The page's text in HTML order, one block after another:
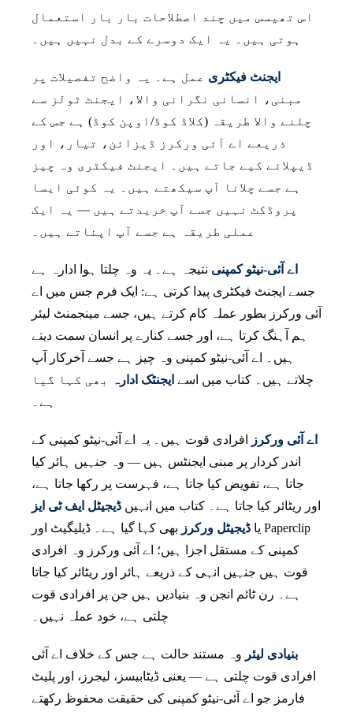
اس تھیسس میں چند اصطلاحات بار بار استعمال
ہوتی ہیں۔ یہ ایک دوسرے کے بدل نہیں ہیں۔
ایجنٹ فیکٹری عمل ہے۔ یہ واضح تفصیلات پر
مبنی، انسانی نگرانی والا، ایجنٹ ٹولز سے
چلنے والا طریقہ (کلاڈ کوڈ/اوپن کوڈ) ہے جس کے
ذریعے اے آئی ورکرز ڈیزائن، تیار، اور
ڈیپلائے کیے جاتے ہیں۔ ایجنٹ فیکٹری وہ چیز
ہے جسے چلانا آپ سیکھتے ہیں۔ یہ کوئی ایسا
پروڈکٹ نہیں جسے آپ خریدتے ہیں — یہ ایک
عملی طریقہ ہے جسے آپ اپناتے ہیں۔
اے آئی-نیٹو کمپنی نتیجہ ہے۔ یہ وہ چلتا ہوا ادارہ ہے
جسے ایجنٹ فیکٹری پیدا کرتی ہے: ایک فرم جس میں اے
آئی ورکرز بطور عملہ کام کرتے ہیں، جسے مینجمنٹ لیئر
ہم آہنگ کرتا ہے، اور جسے کنارے پر انسان سمت دیتے
ہیں۔ اے آئی-نیٹو کمپنی وہ چیز ہے جسے آخرکار آپ
چلاتے ہیں۔ کتاب میں اسے ایجنٹک ادارہ
بھی کہا گیا
ہے۔
اے آئی ورکرز
افرادی قوت ہیں۔ یہ اے آئی-نیٹو کمپنی کے
اندر کردار پر مبنی ایجنٹس ہیں — وہ جنہیں ہائر کیا
جاتا ہے، تفویض کیا جاتا ہے، فہرست پر رکھا جاتا ہے،
اور ریٹائر کیا جاتا ہے۔ کتاب میں انہیں ڈیجیٹل ایف ٹی ایز
یا ڈیجیٹل ورکرز بھی کہا گیا ہے۔ ڈیلیگیٹ اور Paperclip
کمپنی کے مستقل اجزا ہیں؛ اے آئی ورکرز وہ افرادی
قوت ہیں جنہیں انہی کے ذریعے ہائر اور ریٹائر کیا جاتا
ہے۔ رن ٹائم انجن وہ بنیادیں ہیں جن پر افرادی قوت
چلتی ہے، خود عملہ نہیں۔
بنیادی لیئر وہ مستند حالت ہے جس کے خلاف اے آئی
افرادی قوت چلتی ہے — یعنی ڈیٹابیسز، لیجرز، اور پلیٹ
فارمز جو اے آئی-نیٹو کمپنی کی حقیقت محفوظ رکھتے